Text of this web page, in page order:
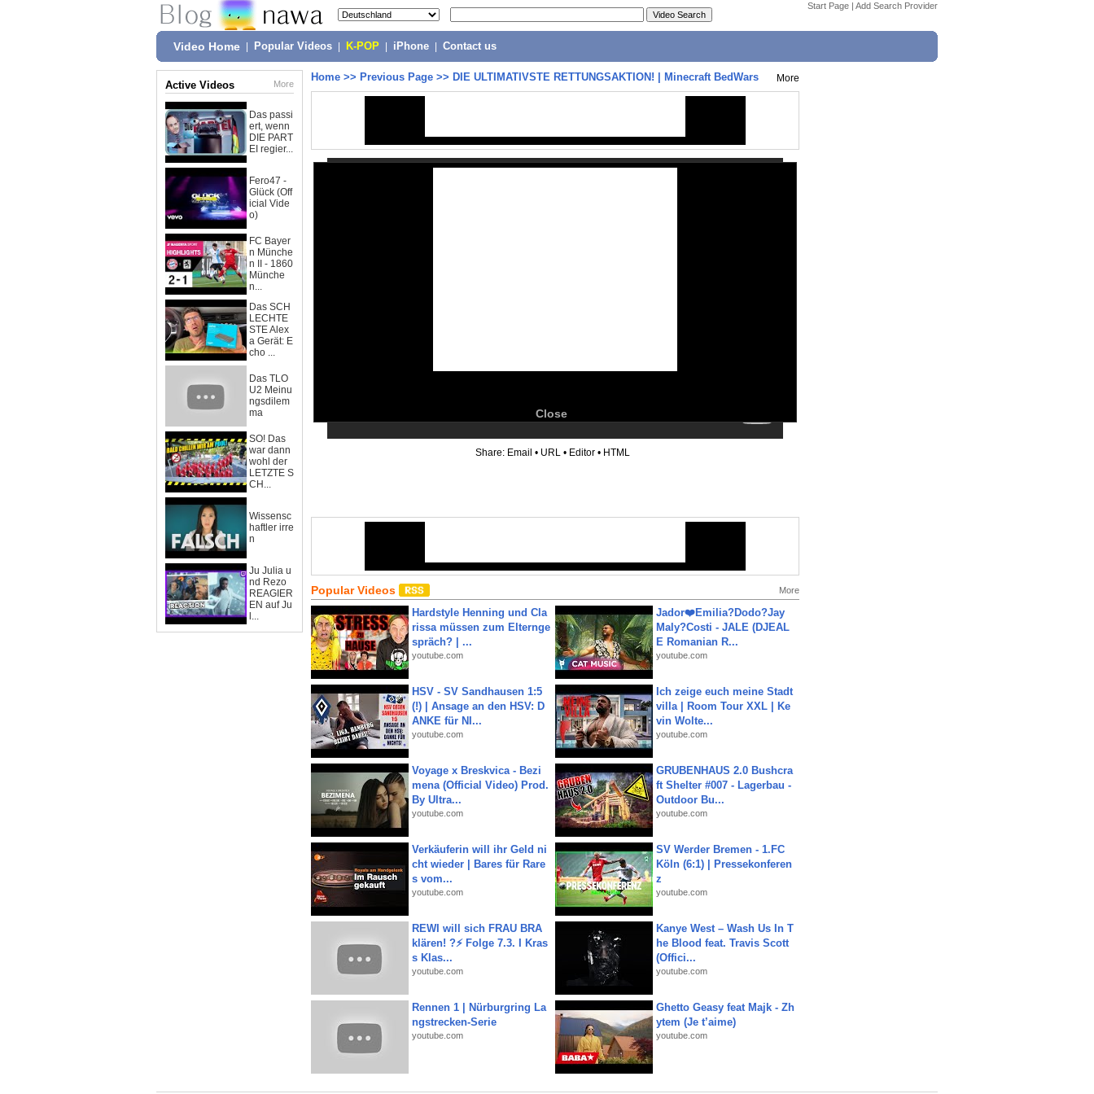
Start Page | Add Search Provider
Video Home Popular Videos K-POP iPhone Contact us
Active Videos More
Das passi
ert, wenn
DIE PART
EI regier...
Fero47 -
Glück (Off
icial Vide
o)
FC Bayer
n Münche
n II - 1860
Münche
n...
Das SCH
LECHTE
STE Alex
a Gerät: E
cho ...
Das TLO
U2 Meinu
ngsdilem
ma
SO! Das
war dann
wohl der
LETZTE S
CH...
Wissensc
haftler irre
n
Ju Julia u
nd Rezo
REAGIER
EN auf Ju
l...
Home >> Previous Page >> DIE ULTIMATIVSTE RETTUNGSAKTION! | Minecraft BedWars More
Close
Share: Email • URL • Editor • HTML
Popular Videos More
Hardstyle Henning und Cla
rissa müssen zum Elternge
spräch? | ...
youtube.com
Jador❤️Emilia?Dodo?Jay
Maly?Costi - JALE (DJEAL
E Romanian R...
youtube.com
HSV - SV Sandhausen 1:5
(!) | Ansage an den HSV: D
ANKE für NI...
youtube.com
Ich zeige euch meine Stadt
villa | Room Tour XXL | Ke
vin Wolte...
youtube.com
Voyage x Breskvica - Bezi
mena (Official Video) Prod.
By Ultra...
youtube.com
GRUBENHAUS 2.0 Bushcra
ft Shelter #007 - Lagerbau -
Outdoor Bu...
youtube.com
Verkäuferin will ihr Geld ni
cht wieder | Bares für Rare
s vom...
youtube.com
SV Werder Bremen - 1.FC
Köln (6:1) | Pressekonferen
z
youtube.com
REWI will sich FRAU BRA
klären! ?⚡️ Folge 7.3. I Kras
s Klas...
youtube.com
Kanye West – Wash Us In T
he Blood feat. Travis Scott
(Offici...
youtube.com
Rennen 1 | Nürburgring La
ngstrecken-Serie
youtube.com
Ghetto Geasy feat Majk - Zh
ytem (Je t’aime)
youtube.com